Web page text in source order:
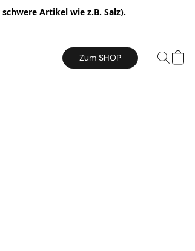
Artikel wie z.B. Salz).
Zum SHOP